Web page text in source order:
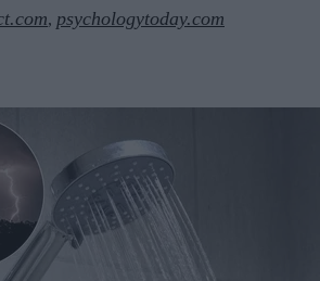
, psychologytoday.com